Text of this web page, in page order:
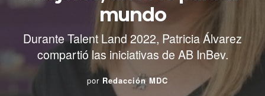
mundo
Durante Talent Land 2022, Patricia Álvarez
compartió las iniciativas de AB InBev.
por Redacción MDC